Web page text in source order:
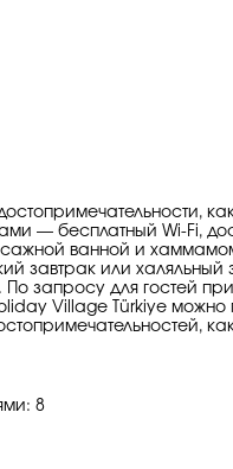
— бесплатный Wi-Fi,
ванной и
завтрак или
запросу для гостей
Village Türkiye можно
8